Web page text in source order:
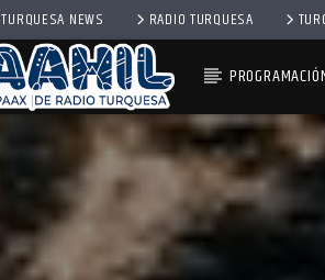
TURQUESA NEWS RADIO TURQUESA
INFORMATIVO TURQUESA